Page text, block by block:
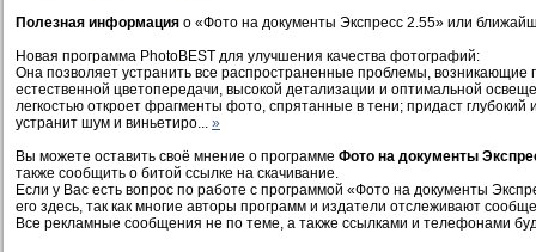
Полезная информация о «Фото на документы Экспресс 2.55» или
Новая программа PhotoBEST для улучшения качества фотографий:
Она позволяет устранить все распространeнные проблемы, возникающие
естественной цветопередачи, высокой детализации и оптимальной
лeгкостью откроет фрагменты фото, спрятанные в тени; придаст
устранит шум и виньетиро... »
Вы можете оставить своё мнение о программе Фото на документы
также сообщить о битой ссылке на скачивание.
Если у Вас есть вопрос по работе с программой «Фото на документы
его здесь, так как многие авторы программ и издатели отслеживают
Все рекламные сообщения не по теме, а также ссылками и телефонами